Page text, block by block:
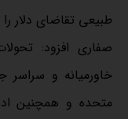
طبیعی تقاضای دلار
صفاری افزود:
خاورمیانه و سراسر
متحده و همچنین